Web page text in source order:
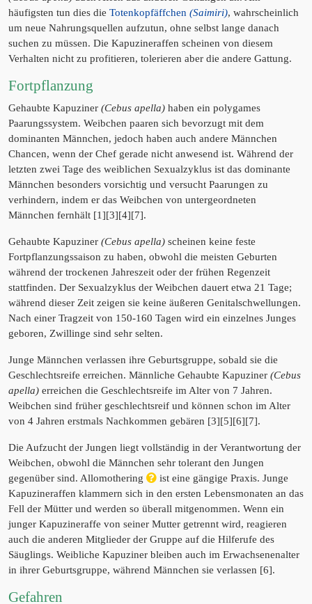
häufigsten tun dies die Totenkopfäffchen (Saimiri), wahrscheinlich
um neue Nahrungsquellen aufzutun, ohne selbst lange danach
suchen zu müssen. Die Kapuzineraffen scheinen von diesem
Verhalten nicht zu profitieren, tolerieren aber die andere Gattung.
Fortpflanzung
Gehaubte Kapuziner (Cebus apella) haben ein polygames
Paarungssystem. Weibchen paaren sich bevorzugt mit dem
dominanten Männchen, jedoch haben auch andere Männchen
Chancen, wenn der Chef gerade nicht anwesend ist. Während der
letzten zwei Tage des weiblichen Sexualzyklus ist das dominante
Männchen besonders vorsichtig und versucht Paarungen zu
verhindern, indem er das Weibchen von untergeordneten
Männchen fernhält [1][3][4][7].
Gehaubte Kapuziner (Cebus apella) scheinen keine feste
Fortpflanzungssaison zu haben, obwohl die meisten Geburten
während der trockenen Jahreszeit oder der frühen Regenzeit
stattfinden. Der Sexualzyklus der Weibchen dauert etwa 21 Tage;
während dieser Zeit zeigen sie keine äußeren Genitalschwellungen.
Nach einer Tragzeit von 150-160 Tagen wird ein einzelnes Junges
geboren, Zwillinge sind sehr selten.
Junge Männchen verlassen ihre Geburtsgruppe, sobald sie die
Geschlechtsreife erreichen. Männliche Gehaubte Kapuziner (Cebus
apella) erreichen die Geschlechtsreife im Alter von 7 Jahren.
Weibchen sind früher geschlechtsreif und können schon im Alter
von 4 Jahren erstmals Nachkommen gebären [3][5][6][7].
Die Aufzucht der Jungen liegt vollständig in der Verantwortung der
Weibchen, obwohl die Männchen sehr tolerant den Jungen
gegenüber sind. Allomothering
ist eine gängige Praxis. Junge
Kapuzineraffen klammern sich in den ersten Lebensmonaten an das
Fell der Mütter und werden so überall mitgenommen. Wenn ein
junger Kapuzineraffe von seiner Mutter getrennt wird, reagieren
auch die anderen Mitglieder der Gruppe auf die Hilferufe des
Säuglings. Weibliche Kapuziner bleiben auch im Erwachsenenalter
in ihrer Geburtsgruppe, während Männchen sie verlassen [6].
Gefahren